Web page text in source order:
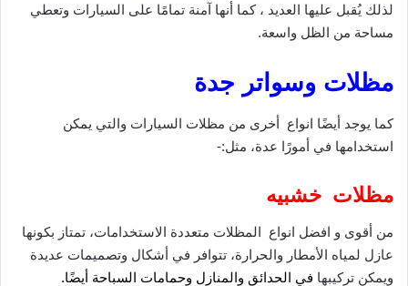
لذلك يُقبل عليها العديد ، كما أنها آمنة تمامًا على السيارات وتعطي
مساحة من الظل واسعة.
مظلات وسواتر جدة
كما يوجد أيضًا انواع أخرى من مظلات السيارات والتي يمكن
استخدامها في أمورًا عدة، مثل:-
مظلات خشبيه
من أقوى و افضل انواع المظلات متعددة الاستخدامات، تمتاز بكونها
عازل لمياه الأمطار والحرارة، تتوافر في أشكال وتصميمات عديدة
ويمكن تركيبها في الحدائق والمنازل وحمامات السباحة أيضًا.